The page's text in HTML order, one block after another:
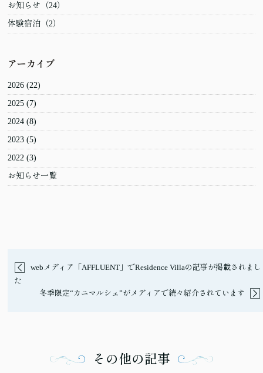
お知らせ（24）
体験宿泊（2）
アーカイブ
2026 (22)
2025 (7)
2024 (8)
2023 (5)
2022 (3)
お知らせ一覧
webメディア「AFFLUENT」でResidence Villaの記事が掲載されまし
た
冬季限定“カニマルシェ”がメディアで続々紹介されています
その他の記事